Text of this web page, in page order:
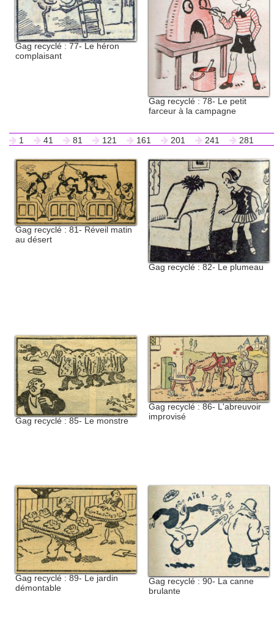
Gag recyclé : 77- Le héron
complaisant
Gag recyclé : 78- Le petit
farceur à la campagne
1 41 81 121 161 201 241 281
Gag recyclé : 81- Réveil matin
au désert
Gag recyclé : 82- Le plumeau
Gag recyclé : 85- Le monstre
Gag recyclé : 86- L'abreuvoir
improvisé
Gag recyclé : 89- Le jardin
démontable
Gag recyclé : 90- La canne
brulante